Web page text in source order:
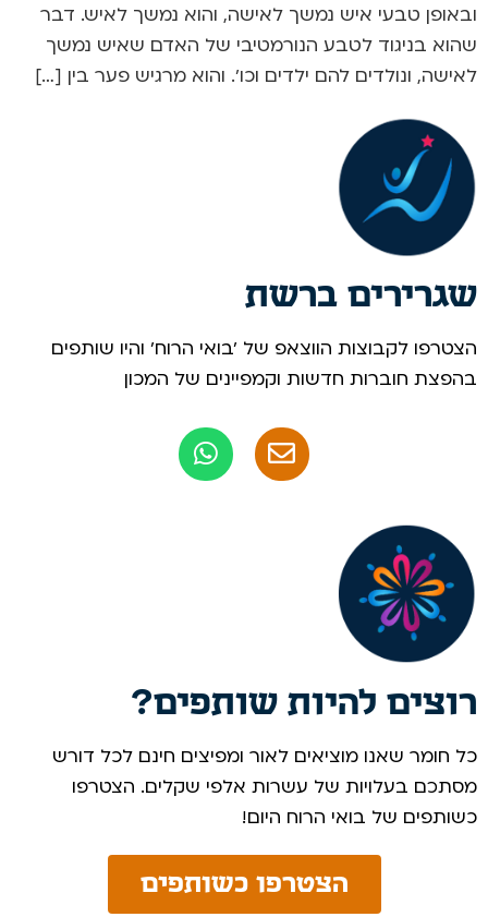
ובאופן טבעי איש נמשך לאישה, והוא נמשך לאיש. דבר
שהוא בניגוד לטבע הנורמטיבי של האדם שאיש נמשך
לאישה, ונולדים להם ילדים וכו'. והוא מרגיש פער בין […]
שגרירים ברשת
הצטרפו לקבוצות הווצאפ של 'בואי הרוח' והיו שותפים
בהפצת חוברות חדשות וקמפיינים של המכון
רוצים להיות שותפים?
כל חומר שאנו מוציאים לאור ומפיצים חינם לכל דורש
מסתכם בעלויות של עשרות אלפי שקלים. הצטרפו
כשותפים של בואי הרוח היום! ​
הצטרפו כשותפים